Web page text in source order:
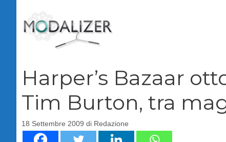
contenuto
Harper’s Bazaar
Tim Burton, tra
18 Settembre 2009 di Redazione